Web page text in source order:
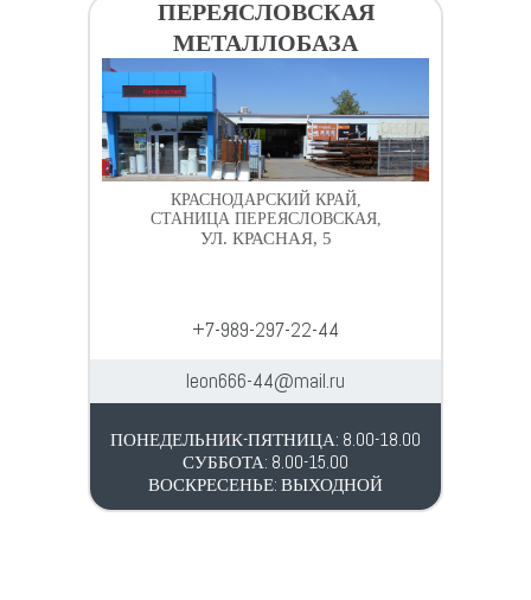
ПЕРЕЯСЛОВСКАЯ
МЕТАЛЛОБАЗА
КРАСНОДАРСКИЙ КРАЙ,
СТАНИЦА ПЕРЕЯСЛОВСКАЯ,
УЛ. КРАСНАЯ, 5
+7-989-297-22-44
leon666-44@mail.ru
ПОНЕДЕЛЬНИК-ПЯТНИЦА: 8.00-18.00
СУББОТА: 8.00-15.00
ВОСКРЕСЕНЬЕ: ВЫХОДНОЙ